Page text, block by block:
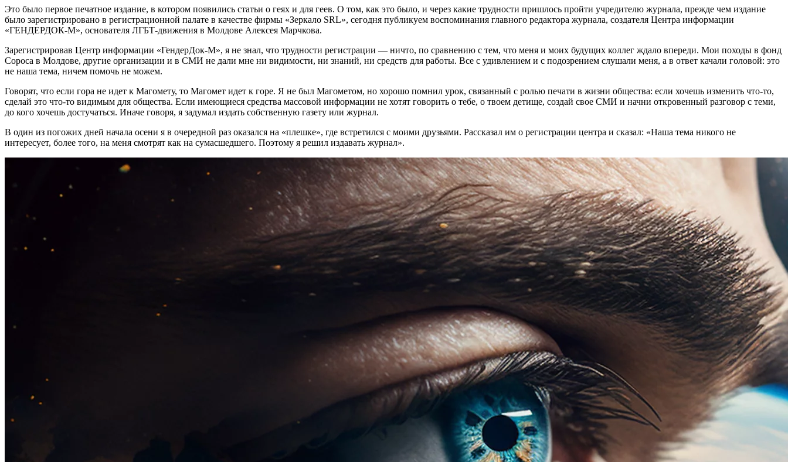
Это было первое печатное издание, в котором появились статьи о геях и для геев. О том, как это было, и через какие трудности пришлось пройти учредителю журнала, прежде чем издание
было зарегистрировано в регистрационной палате в качестве фирмы «Зеркало SRL», сегодня публикуем воспоминания главного редактора журнала, создателя Центра информации
«ГЕНДЕРДОК-М», основателя ЛГБТ-движения в Молдове Алексея Марчкова.
Зарегистрировав Центр информации «ГендерДок-М», я не знал, что трудности регистрации — ничто, по сравнению с тем, что меня и моих будущих коллег ждало впереди. Мои походы в фонд
Сороса в Молдове, другие организации и в СМИ не дали мне ни видимости, ни знаний, ни средств для работы. Все с удивлением и с подозрением слушали меня, а в ответ качали головой: это
не наша тема, ничем помочь не можем.
Говорят, что если гора не идет к Магомету, то Магомет идет к горе. Я не был Магометом, но хорошо помнил урок, связанный с ролью печати в жизни общества: если хочешь изменить что-то,
сделай это что-то видимым для общества. Если имеющиеся средства массовой информации не хотят говорить о тебе, о твоем детище, создай свое СМИ и начни откровенный разговор с теми,
до кого хочешь достучаться. Иначе говоря, я задумал издать собственную газету или журнал.
В один из погожих дней начала осени я в очередной раз оказался на «плешке», где встретился с моими друзьями. Рассказал им о регистрации центра и сказал: «Наша тема никого не
интересует, более того, на меня смотрят как на сумасшедшего. Поэтому я решил издавать журнал».